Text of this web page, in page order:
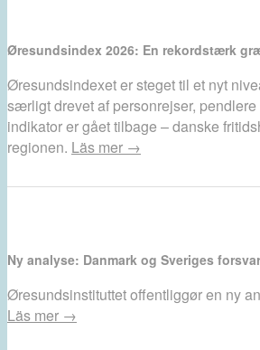
Øresundsindex 2026: En rekordstærk
Øresundsindexet er steget til et nyt
særligt drevet af personrejser,
indikator er gået tilbage – danske
regionen. Läs mer →
Ny analyse: Danmark og Sveriges
Øresundsinstituttet offentliggør en ny
Läs mer →